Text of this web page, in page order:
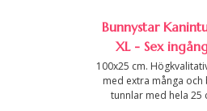
Bunnystar
XL - Sex
100x25 cm.
med extra många och
tunnlar med hela 25